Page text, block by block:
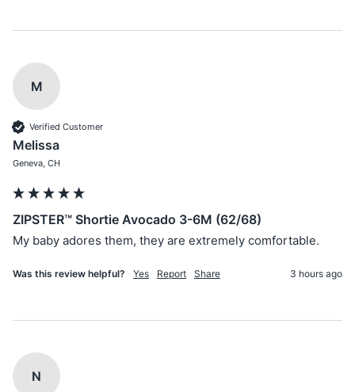
M
Verified Customer
Melissa
Geneva, CH
ZIPSTER™ Shortie Avocado 3-6M (62/68)
My baby adores them, they are extremely comfortable.
Was this review helpful? Yes Report Share 3 hours ago
N